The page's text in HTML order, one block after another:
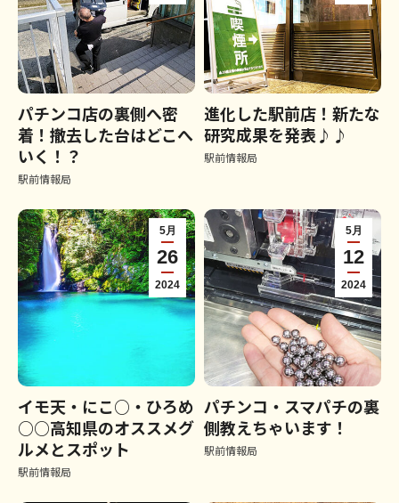
パチンコ店の裏側へ密
着！撤去した台はどこへ
いく！？
駅前情報局
進化した駅前店！新たな
研究成果を発表♪♪
駅前情報局
5月
26
2024
イモ天・にこ○・ひろめ
○○高知県のオススメグ
ルメとスポット
駅前情報局
5月
12
2024
パチンコ・スマパチの裏
側教えちゃいます！
駅前情報局